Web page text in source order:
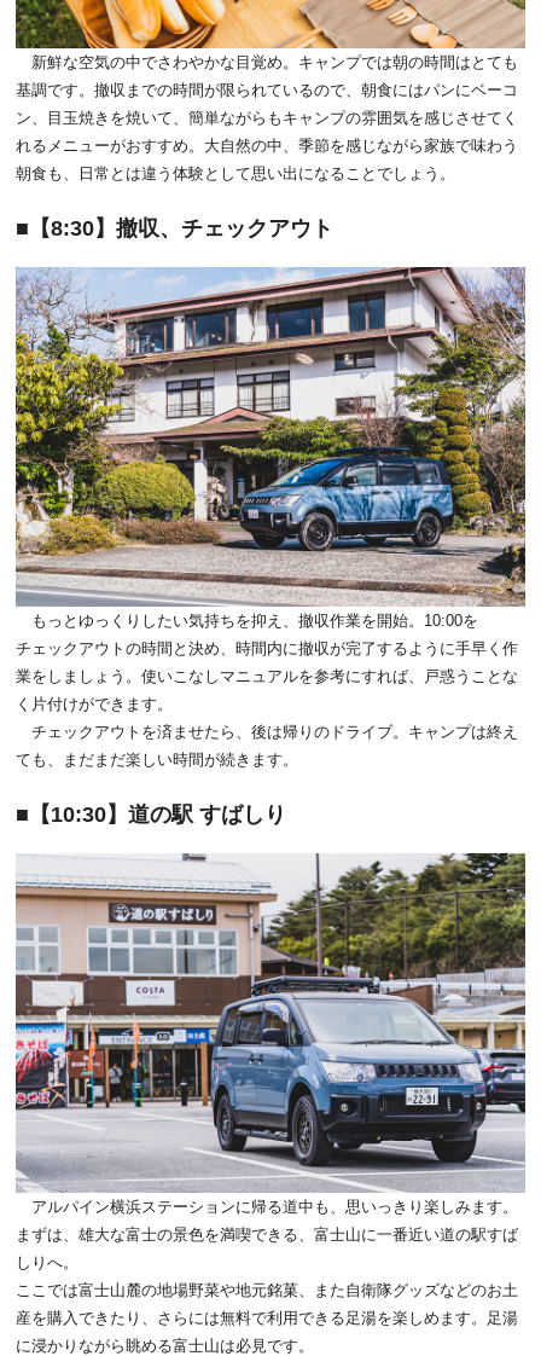
新鮮な空気の中でさわやかな目覚め。キャンプでは朝の時間はとても
基調です。撤収までの時間が限られているので、朝食にはパンにベーコ
ン、目玉焼きを焼いて、簡単ながらもキャンプの雰囲気を感じさせてく
れるメニューがおすすめ。大自然の中、季節を感じながら家族で味わう
朝食も、日常とは違う体験として思い出になることでしょう。
【8:30】撤収、チェックアウト
もっとゆっくりしたい気持ちを抑え、撤収作業を開始。10:00を
チェックアウトの時間と決め、時間内に撤収が完了するように手早く作
業をしましょう。使いこなしマニュアルを参考にすれば、戸惑うことな
く片付けができます。
チェックアウトを済ませたら、後は帰りのドライブ。キャンプは終え
ても、まだまだ楽しい時間が続きます。
【10:30】道の駅 すばしり
アルパイン横浜ステーションに帰る道中も、思いっきり楽しみます。
まずは、雄大な富士の景色を満喫できる、富士山に一番近い道の駅すば
しりへ。
ここでは富士山麓の地場野菜や地元銘菓、また自衛隊グッズなどのお土
産を購入できたり、さらには無料で利用できる足湯を楽しめます。足湯
に浸かりながら眺める富士山は必見です。